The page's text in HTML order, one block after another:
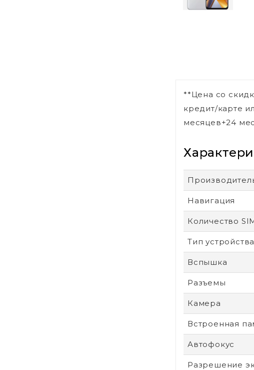
**Цена со
кредит/карте
месяцев+24
Навигация
Количество
Тип устройства
Вспышка
Разъемы
Камера
Встроенная
Автофокус
Разрешение